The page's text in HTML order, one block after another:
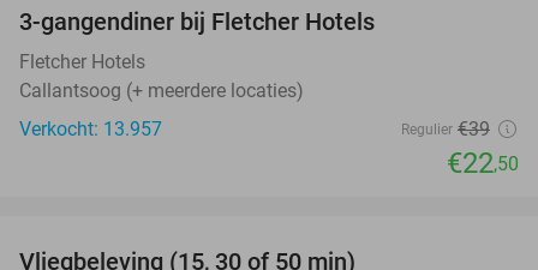
3-gangendiner bij Fletcher Hotels
Fletcher Hotels
Callantsoog (+ meerdere locaties)
Verkocht: 13.957
Regulier €39
€22,50
Vliegbeleving (15, 30 of 50 min)